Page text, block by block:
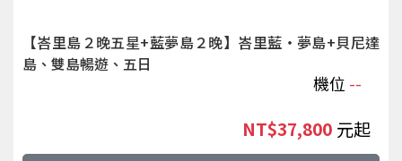
【峇里島２晚五星+藍夢島２晚】峇里藍‧夢島+貝尼達
島、雙島暢遊、五日
機位 --
NT$37,800 起